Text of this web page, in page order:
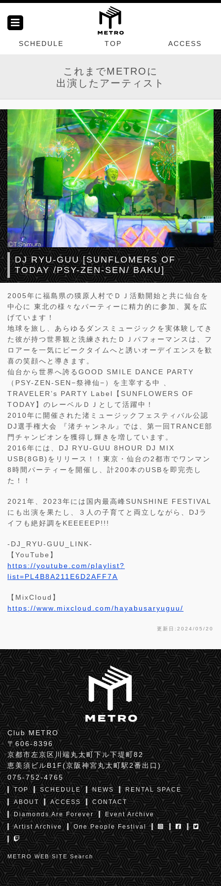
SCHEDULE TOP ACCESS
これまでMETROに
出演したアーティスト
DJ RYU-GUU [SUNFLOMERS OF
TODAY /PSY-ZEN-SEN/ BAKU]
2005年に福島県の獏原人村でＤＪ活動開始と共に仙台を
中心に 東北の様々なパーティーに精力的に参加、翼を広
げています！
地球を旅し、あらゆるダンスミュージックを実体験してき
た彼が持つ世界観と洗練されたＤＪパフォーマンスは、フ
ロアーを一気にピークタイムへと誘いオーデイエンスを歓
喜の笑顔へと導きます。
仙台から世界へ誇るGOOD SMILE DANCE PARTY
（PSY-ZEN-SEN−祭禅仙−）を主宰する中 、
TRAVELER’s PARTY Label【SUNFLOWERS OF
TODAY】のレーベルＤＪとして活躍中！
2010年に開催された渚ミュージックフェスティバル公認
DJ選手権大会 『渚チャンネル』では、第一回TRANCE部
門チャンピオンを獲得し輝きを増しています。
2016年には、DJ RYU-GUU 8HOUR DJ MIX
USB(8GB)をリリース！！東京・仙台の2都市でワンマン
8時間パーティーを開催し、計200本のUSBを即完売し
た！！
2021年、2023年には国内最高峰SUNSHINE FESTIVAL
にも出演を果たし、３人の子育てと両立しながら、DJラ
イフも絶好調をKEEEEEP!!!
-DJ_RYU-GUU_LINK-
【YouTube】
https://youtube.com/playlist?
list=PL4B8A211E6D2AFF7A
【MixCloud】
https://www.mixcloud.com/hayabusaryuguu/
更新日:2024/05/20
Club METRO
〒606-8396
京都市左京区川端丸太町下ル下堤町82
恵美須ビルB1F(京阪神宮丸太町駅2番出口)
075-752-4765
TOP SCHEDULE NEWS
RENTAL SPACE
ABOUT
ACCESS
CONTACT
Diamonds Are Forever
Event Archive
Artist Archive
One People Festival
METRO WEB SITE Search